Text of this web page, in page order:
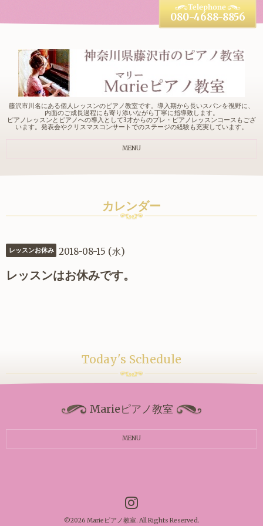
藤沢市川名にある個人レッスンのピアノ教室です。導入期から長いスパンを視野に、
内面のご成長過程にも寄り添いながら丁寧に指導致します。
ピアノレッスンとピアノへの導入として3才からのプレ・ピアノレッスンコースもござ
います。発表会やクリスマスコンサートでのステージの経験も充実しています。
080-4688-8856
MENU
カレンダー
レッスンお休み 2018-08-15 (水)
レッスンはお休みです。
Today's Schedule
Marieピアノ教室
MENU
©2026 Marieピアノ教室. All Rights Reserved.